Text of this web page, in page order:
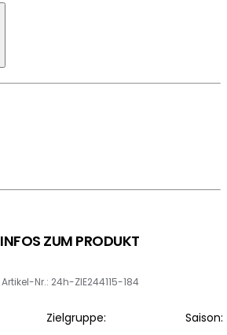
INFOS ZUM PRODUKT
Artikel-Nr.: 24h-ZIE244115-184
Zielgruppe: Saison: